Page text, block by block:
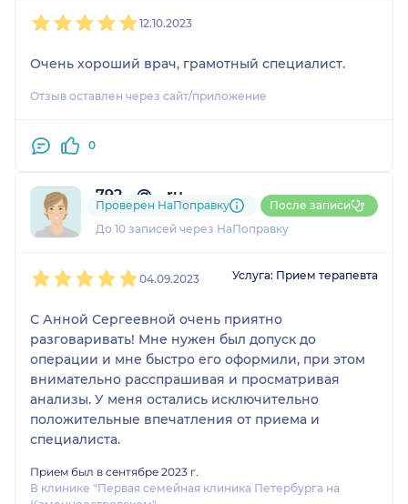
12.10.2023
Очень хороший врач, грамотный специалист.
Отзыв оставлен через сайт/приложение
0
792....@....ru
5 отзывов
До 10 записей через НаПоправку
Проверен НаПоправку После записи
04.09.2023 Услуга: Прием терапевта
С Анной Сергеевной очень приятно
разговаривать! Мне нужен был допуск до
операции и мне быстро его оформили, при этом
внимательно расспрашивая и просматривая
анализы. У меня остались исключительно
положительные впечатления от приема и
специалиста.
Прием был в сентябре 2023 г.
В клинике "Первая семейная клиника Петербурга на